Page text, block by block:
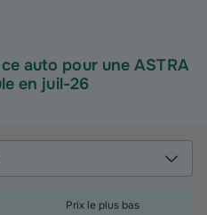
auto pour une ASTRA
en juil-26
Prix le plus bas